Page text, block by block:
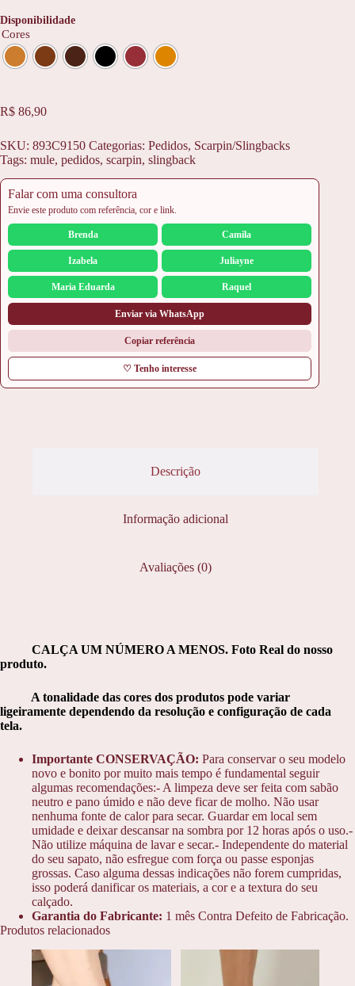
Disponibilidade
Cores
R$ 86,90
SKU: 893C9150 Categorias: Pedidos, Scarpin/Slingbacks
Tags: mule, pedidos, scarpin, slingback
Falar com uma consultora
Envie este produto com referência, cor e link.
Brenda Camila
Izabela Juliayne
Maria Eduarda Raquel
Enviar via WhatsApp
Copiar referência
♡ Tenho interesse
Descrição
Informação adicional
Avaliações (0)
CALÇA UM NÚMERO A MENOS. Foto Real do nosso
produto.
A tonalidade das cores dos produtos pode variar
ligeiramente dependendo da resolução e configuração de cada
tela.
Importante CONSERVAÇÃO: Para conservar o seu modelo
novo e bonito por muito mais tempo é fundamental seguir
algumas recomendações:- A limpeza deve ser feita com sabão
neutro e pano úmido e não deve ficar de molho. Não usar
nenhuma fonte de calor para secar. Guardar em local sem
umidade e deixar descansar na sombra por 12 horas após o uso.-
Não utilize máquina de lavar e secar.- Independente do material
do seu sapato, não esfregue com força ou passe esponjas
grossas. Caso alguma dessas indicações não forem cumpridas,
isso poderá danificar os materiais, a cor e a textura do seu
calçado.
Garantia do Fabricante: 1 mês Contra Defeito de Fabricação.
Produtos relacionados